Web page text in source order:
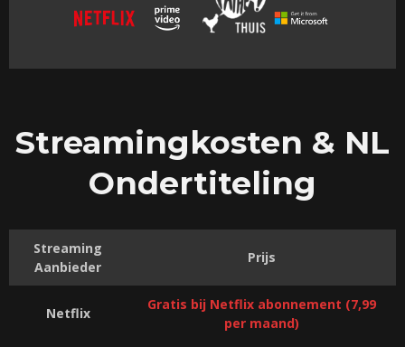
Streamingkosten & NL
Ondertiteling
Streaming
Aanbieder
Prijs
Netflix
Gratis bij Netflix abonnement (7,99
per maand)